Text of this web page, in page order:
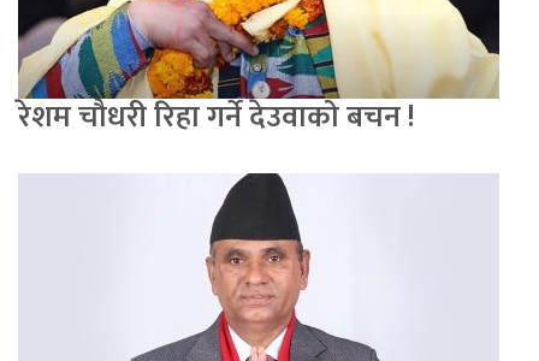
रेशम चौधरी रिहा गर्ने देउवाको बचन !